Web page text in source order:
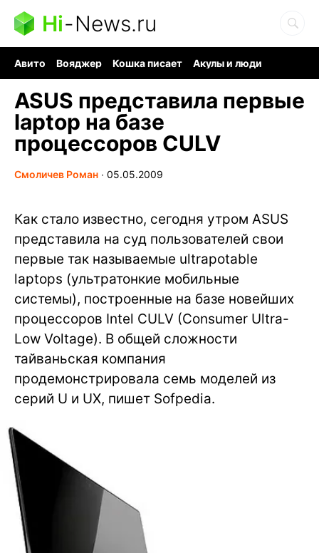
Hi-News.ru
Авито Вояджер Кошка писает
Акулы и люди
ASUS представила первые
laptop на базе
процессоров CULV
Смоличев Роман ∙ 05.05.2009
Как стало известно, сегодня утром ASUS
представила на суд пользователей свои
первые так называемые ultrapotable
laptops (ультратонкие мобильные
системы), построенные на базе новейших
процессоров Intel CULV (Consumer Ultra-
Low Voltage). В общей сложности
тайваньская компания
продемонстрировала семь моделей из
серий U и UX, пишет Sofpedia.